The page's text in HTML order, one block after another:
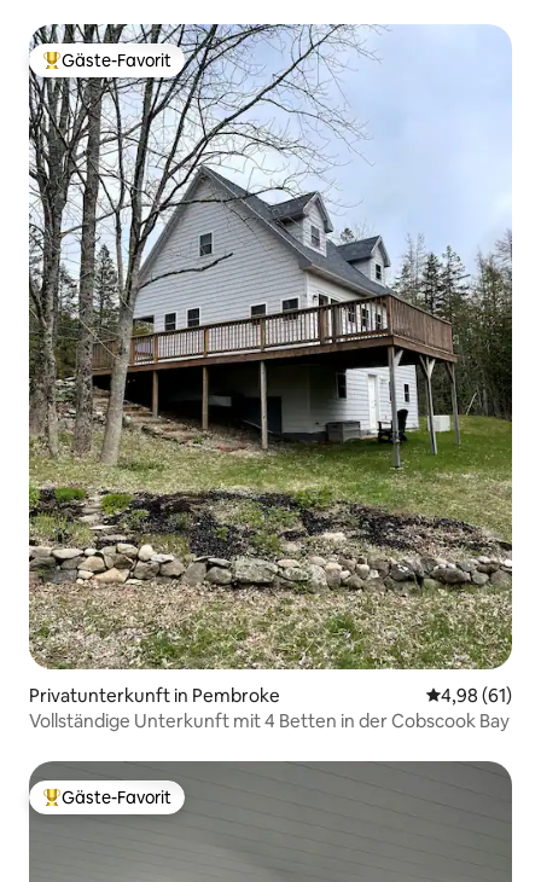
Beliebter Gäste-Favorit.
Gäste-Favorit
Privatunterkunft in Pembroke
4,98 (61)
Vollständige Unterkunft mit 4 Betten in der Cobscook Bay
Beliebter Gäste-Favorit.
Gäste-Favorit